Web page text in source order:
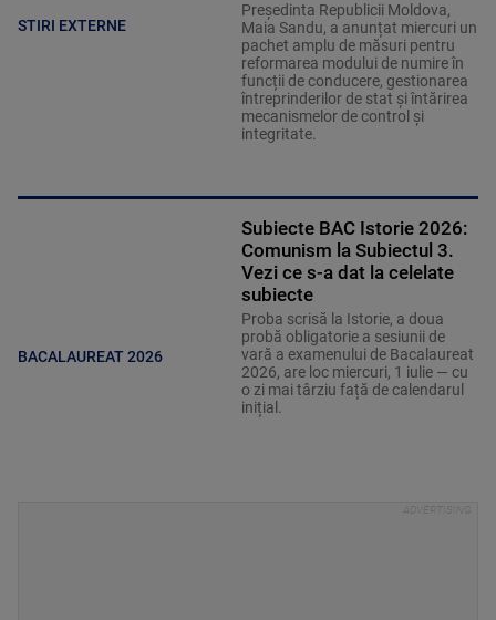
STIRI EXTERNE
Președinta Republicii Moldova,
Maia Sandu, a anunțat miercuri un
pachet amplu de măsuri pentru
reformarea modului de numire în
funcții de conducere, gestionarea
întreprinderilor de stat și întărirea
mecanismelor de control și
integritate.
BACALAUREAT 2026
Subiecte BAC Istorie 2026:
Comunism la Subiectul 3.
Vezi ce s-a dat la celelate
subiecte
Proba scrisă la Istorie, a doua
probă obligatorie a sesiunii de
vară a examenului de Bacalaureat
2026, are loc miercuri, 1 iulie — cu
o zi mai târziu față de calendarul
inițial.